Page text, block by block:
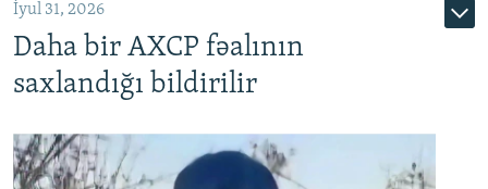
İyul 31, 2026
Daha bir AXCP fəalının
saxlandığı bildirilir